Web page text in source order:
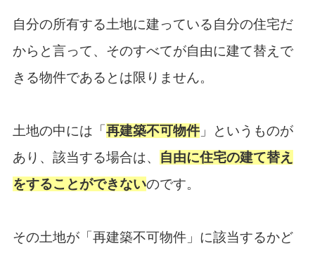
自分の所有する土地に建っている自分の住宅だ
からと言って、そのすべてが自由に建て替えで
きる物件であるとは限りません。
土地の中には「 再建築不可物件」というものが
あり、該当する場合は、 自由に住宅の建て替え
をすることができないのです。
その土地が「再建築不可物件」に該当するかど